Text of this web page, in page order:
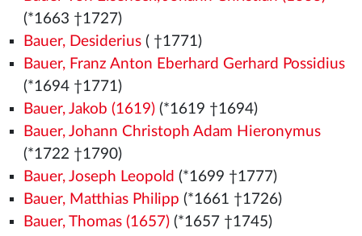
(*1663 †1727)
Bauer, Desiderius( †1771)
Bauer, Franz Anton Eberhard Gerhard Possidius
(*1694 †1771)
Bauer, Jakob (1619)(*1619 †1694)
Bauer, Johann Christoph Adam Hieronymus
(*1722 †1790)
Bauer, Joseph Leopold (*1699 †1777)
Bauer, Matthias Philipp (*1661 †1726)
Bauer, Thomas (1657)(*1657 †1745)